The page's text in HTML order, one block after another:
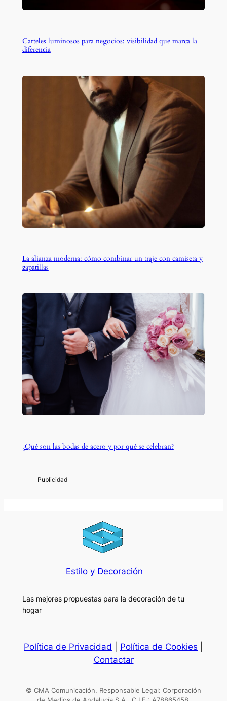
Carteles luminosos para negocios: visibilidad que marca la
diferencia
La alianza moderna: cómo combinar un traje con camiseta y
zapatillas
¿Qué son las bodas de acero y por qué se celebran?
Estilo y Decoración
Las mejores propuestas para la decoración de tu
hogar
Política de Privacidad Política de Cookies
Contactar
© CMA Comunicación. Responsable Legal: Corporación